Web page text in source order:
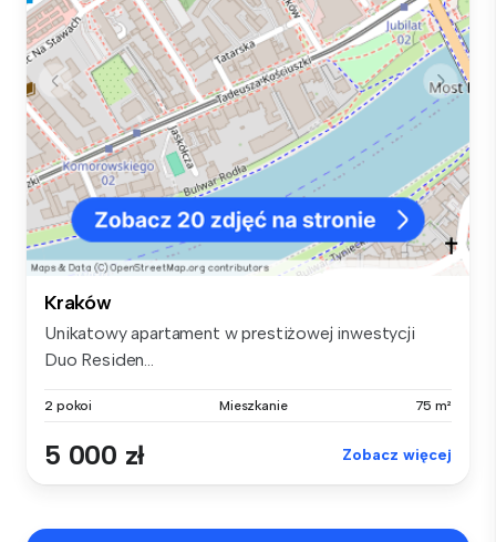
Kraków
Unikatowy apartament w prestiżowej inwestycji
Duo Residen...
2 pokoi Mieszkanie 75 m²
5 000 zł Zobacz więcej